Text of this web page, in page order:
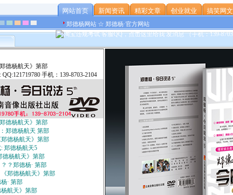
网站首页 新闻资讯 精彩文章 创业就业 搞笑网文
郑德杨网站 ☆ 郑德杨·官方网站
德杨航天》第部
手机：139-8703-2104
德杨航天》第部
郑德杨航天 第部
德杨航天》第部
郑德杨航天5
德杨航天》第部
？郑德杨· 第部
郑德杨航天》第部
· 第部
航天》第部